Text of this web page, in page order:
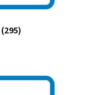
(295)